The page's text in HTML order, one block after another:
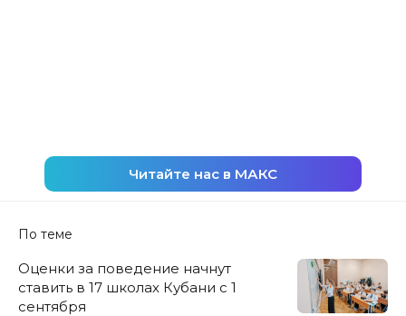
Читайте нас в МАКС
По теме
Оценки за поведение начнут
ставить в 17 школах Кубани с 1
сентября